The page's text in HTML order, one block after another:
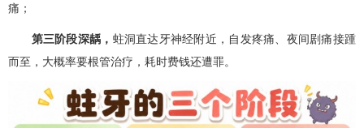
痛；
第三阶段深龋， 蛀洞直达牙神经附近，自发疼痛、夜间剧痛接踵
而至，大概率要根管治疗，耗时费钱还遭罪。